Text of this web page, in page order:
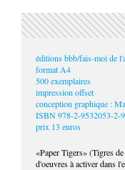
éditions bbb/fais-moi de
format A4
500 exemplaires
impression offset
conception graphique :
ISBN 978-2-9532053-2-9
prix 13 euros
«Paper Tigers» (Tigres
d'oeuvres à activer dans